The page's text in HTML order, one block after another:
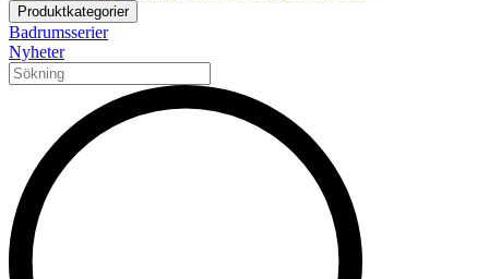
Produktkategorier
Badrumsserier
Nyheter